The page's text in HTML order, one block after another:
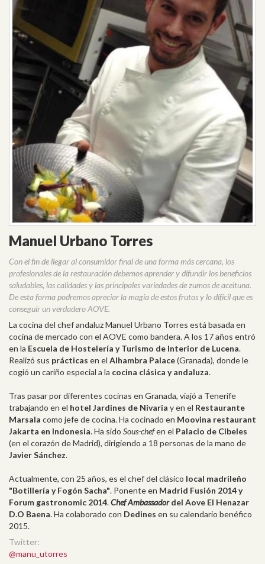
Manuel Urbano Torres
Con el fin de llegar al consumidor final de una forma más cercana, los
profesionales de la restauración debemos aprender y difundir los beneficios
saludables, las calidades y las principales variedades de zumos de aceituna.
De esta forma podremos apreciar la magia de estos frutos y lo difícil que es
conseguir un verdadero AOVE.
La cocina del chef andaluz Manuel Urbano Torres está basada en
cocina de mercado con el AOVE como bandera. A los 17 años entró
en la Escuela de Hostelería y Turismo de Interior de Lucena.
Realizó sus prácticas en el Alhambra Palace(Granada), donde le
cogió un cariño especial a la cocina clásica y andaluza.
Tras pasar por diferentes cocinas en Granada, viajó a Tenerife
trabajando en el hotel Jardines de Nivaria y en el Restaurante
Marsala como jefe de cocina. Ha cocinado en Moovina restaurant
Jakarta en Indonesia. Ha sido Sous-chefen el Palacio de Cibeles
(en el corazón de Madrid), dirigiendo a 18 personas de la mano de
Javier Sánchez.
Actualmente, con 25 años, es el chef del clásico local madrileño
"Botillería y Fogón Sacha". Ponente en Madrid Fusión 2014 y
Forum gastronomic 2014.Chef Ambassadordel Aove El Henazar
D.O Baena. Ha colaborado con Dedines en su calendario benéfico
2015.
Twitter:
@manu_utorres